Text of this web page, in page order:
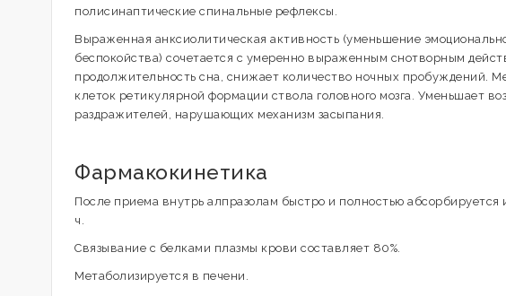
полисинаптические спинальные рефлексы.
Выраженная анксиолитическая активность (уменьшение
беспокойства) сочетается с умеренно выраженным снотворным
продолжительность сна, снижает количество ночных пробуждений.
клеток ретикулярной формации ствола головного мозга. Уменьшает
раздражителей, нарушающих механизм засыпания.
Фармакокинетика
После приема внутрь алпразолам быстро и полностью абсорбируется
ч.
Связывание с белками плазмы крови составляет 80%.
Метаболизируется в печени.